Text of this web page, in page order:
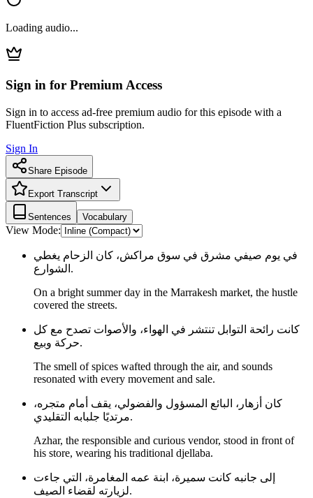
Loading audio...
Sign in for Premium Access
Sign in to access ad-free premium audio for this episode with a
FluentFiction Plus subscription.
Sign In
Share Episode
Export Transcript
Sentences Vocabulary
View Mode:
في يوم صيفي مشرق في سوق مراكش، كان الزحام يغطي
الشوارع.
On a bright summer day in the Marrakesh market, the hustle
covered the streets.
كانت رائحة التوابل تنتشر في الهواء، والأصوات تصدح مع كل
حركة وبيع.
The smell of spices wafted through the air, and sounds
resonated with every movement and sale.
كان أزهار، البائع المسؤول والفضولي، يقف أمام متجره،
مرتديًا جلبابه التقليدي.
Azhar, the responsible and curious vendor, stood in front of
his store, wearing his traditional djellaba.
إلى جانبه كانت سميرة، ابنة عمه المغامرة، التي جاءت
لزيارته لقضاء الصيف.